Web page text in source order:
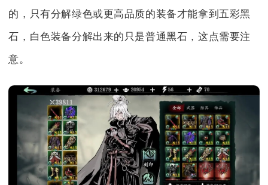
的，只有分解绿色或更高品质的装备才能拿到五彩黑
石，白色装备分解出来的只是普通黑石，这点需要注
意。